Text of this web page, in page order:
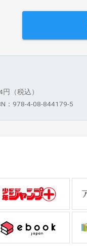
円（税込）
：978-4-08-844179-5